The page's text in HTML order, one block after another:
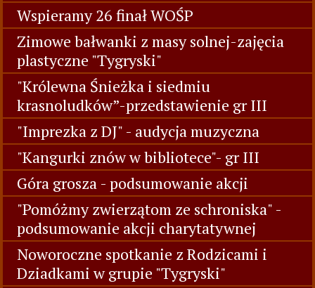
Wspieramy 26 finał WOŚP
Zimowe bałwanki z masy solnej-zajęcia
plastyczne "Tygryski"
"Królewna Śnieżka i siedmiu
krasnoludków”-przedstawienie gr III
"Imprezka z DJ" - audycja muzyczna
"Kangurki znów w bibliotece"- gr III
Góra grosza - podsumowanie akcji
"Pomóżmy zwierzątom ze schroniska" -
podsumowanie akcji charytatywnej
Noworoczne spotkanie z Rodzicami i
Dziadkami w grupie "Tygryski"